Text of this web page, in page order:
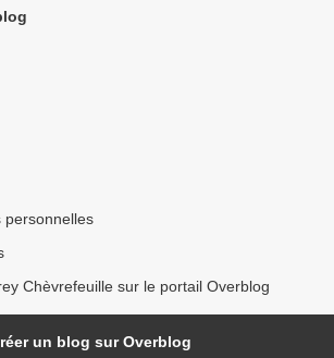
personnelles
Chèvrefeuille sur le portail Overblog
un blog sur Overblog